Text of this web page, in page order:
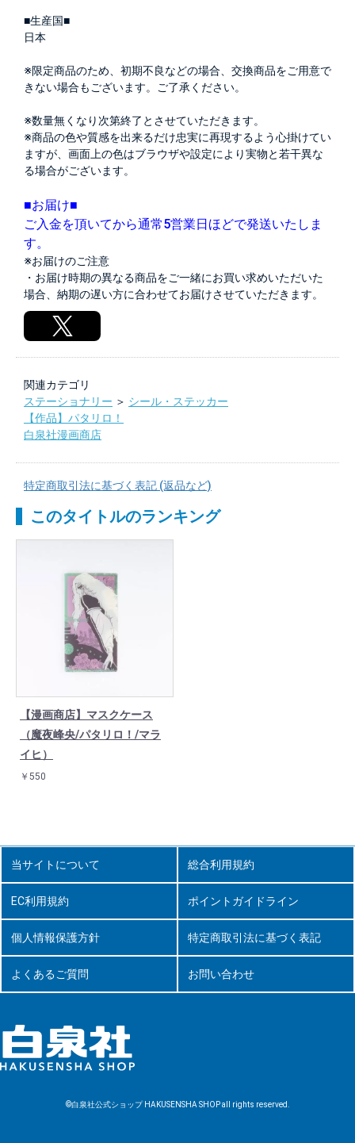
■生産国■
日本
※限定商品のため、初期不良などの場合、交換商品をご用意で
きない場合もございます。ご了承ください。
※数量無くなり次第終了とさせていただきます。
※商品の色や質感を出来るだけ忠実に再現するよう心掛けてい
ますが、画面上の色はブラウザや設定により実物と若干異な
る場合がございます。
■お届け■
ご入金を頂いてから通常5営業日ほどで発送いたしま
す。
※お届けのご注意
・お届け時期の異なる商品をご一緒にお買い求めいただいた
場合、納期の遅い方に合わせてお届けさせていただきます。
関連カテゴリ
ステーショナリー ＞ シール・ステッカー
【作品】パタリロ！
白泉社漫画商店
特定商取引法に基づく表記 (返品など)
このタイトルのランキング
【漫画商店】マスクケース
（魔夜峰央/パタリロ！/マラ
イヒ）
￥550
当サイトについて 総合利用規約
EC利用規約 ポイントガイドライン
個人情報保護方針 特定商取引法に基づく表記
よくあるご質問 お問い合わせ
©白泉社公式ショップ HAKUSENSHA SHOP all rights reserved.